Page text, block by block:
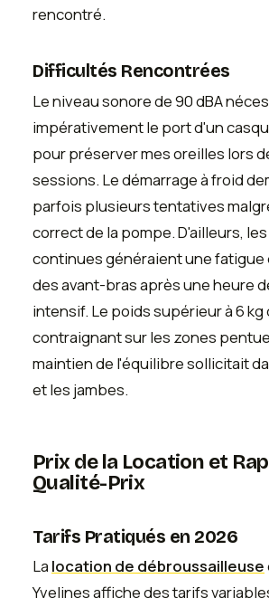
rencontré.
Difficultés Rencontrées
Le niveau sonore de 90 dBA
impérativement le port d'un
pour préserver mes oreilles lors
sessions. Le démarrage à froid
parfois plusieurs tentatives
correct de la pompe. D'ailleurs,
continues généraient une fatigue
des avant-bras après une heure
intensif. Le poids supérieur à 6
contraignant sur les zones
maintien de l'équilibre sollicitait
et les jambes.
Prix de la Location et
Qualité-Prix
Tarifs Pratiqués en 2026
La location de débroussailleuse
Yvelines affiche des tarifs